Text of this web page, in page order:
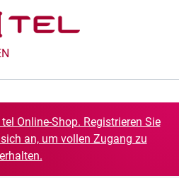
Online-Shop. Registrieren Sie
an, um vollen Zugang zu
erhalten.